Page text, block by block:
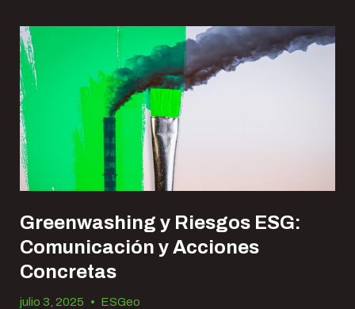
Greenwashing y Riesgos ESG:
Comunicación y Acciones
Concretas
julio 3, 2025 • ESGeo